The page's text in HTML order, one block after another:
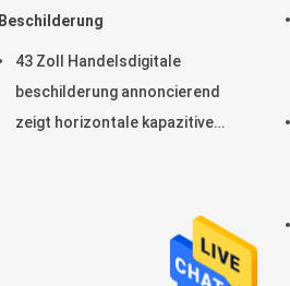
Beschilderung
43 Zoll Handelsdigitale
beschilderung annoncierend
zeigt horizontale kapazitive